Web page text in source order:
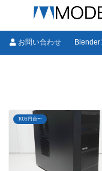
お問い合わせ Blender
10万円台〜